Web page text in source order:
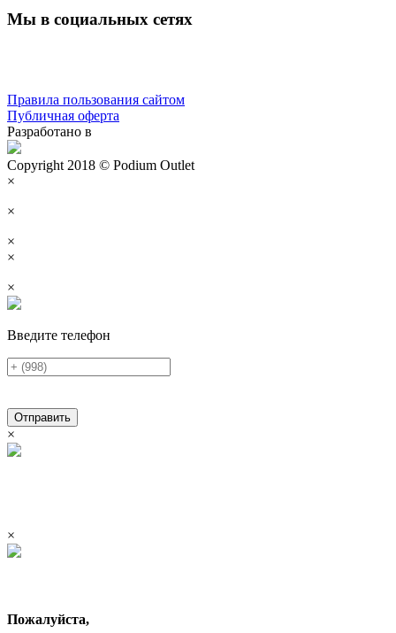
Мы в социальных сетях
Правила пользования сайтом
Публичная оферта
Разработано в
Copyright 2018 © Podium Outlet
×
×
×
×
×
Введите телефон
Отправить
×
×
Пожалуйста,